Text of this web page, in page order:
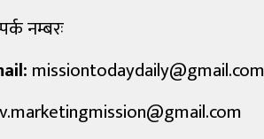
नम्बरः
missiontodaydaily@gmail.com